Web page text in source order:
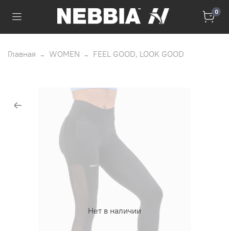
0
Главная WOMEN FEEL GOOD, LOOK GOOD
Нет в наличии